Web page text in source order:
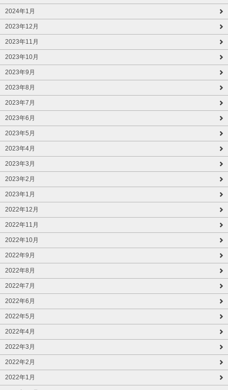
2024年1月
2023年12月
2023年11月
2023年10月
2023年9月
2023年8月
2023年7月
2023年6月
2023年5月
2023年4月
2023年3月
2023年2月
2023年1月
2022年12月
2022年11月
2022年10月
2022年9月
2022年8月
2022年7月
2022年6月
2022年5月
2022年4月
2022年3月
2022年2月
2022年1月